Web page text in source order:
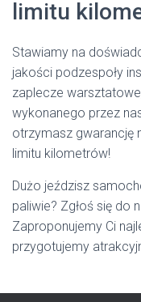
limitu
Stawiamy na
jakości podzespoły
zaplecze
wykonanego przez
otrzymasz gwarancję
limitu kilometrów!
Dużo jeździsz
paliwie? Zgłoś się do
Zaproponujemy Ci
przygotujemy